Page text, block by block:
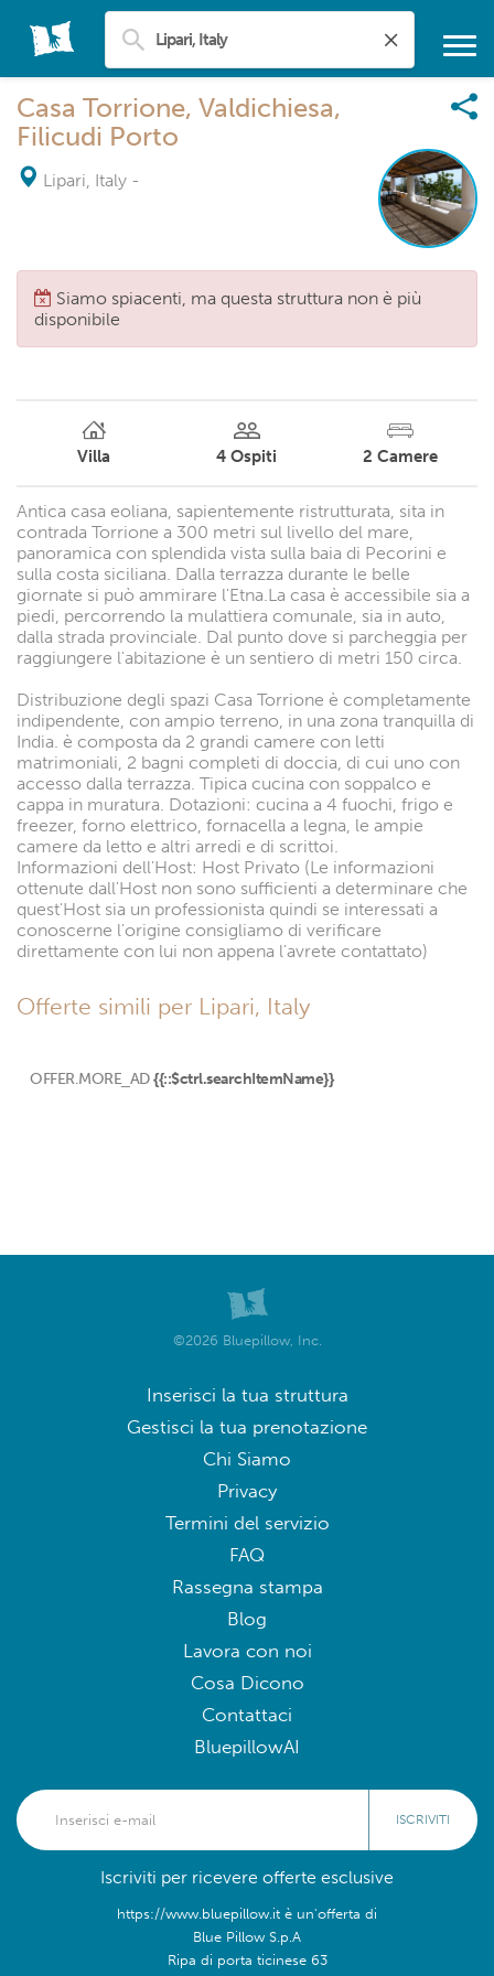
Casa Torrione, Valdichiesa,
Filicudi Porto
Lipari, Italy -
Siamo spiacenti, ma questa struttura non è più
disponibile
Villa 4 Ospiti 2 Camere
Antica casa eoliana, sapientemente ristrutturata, sita in
contrada Torrione a 300 metri sul livello del mare,
panoramica con splendida vista sulla baia di Pecorini e
sulla costa siciliana. Dalla terrazza durante le belle
giornate si può ammirare l'Etna.La casa è accessibile sia a
piedi, percorrendo la mulattiera comunale, sia in auto,
dalla strada provinciale. Dal punto dove si parcheggia per
raggiungere l'abitazione è un sentiero di metri 150 circa.
Distribuzione degli spazi Casa Torrione è completamente
indipendente, con ampio terreno, in una zona tranquilla di
India. è composta da 2 grandi camere con letti
matrimoniali, 2 bagni completi di doccia, di cui uno con
accesso dalla terrazza. Tipica cucina con soppalco e
cappa in muratura. Dotazioni: cucina a 4 fuochi, frigo e
freezer, forno elettrico, fornacella a legna, le ampie
camere da letto e altri arredi e di scrittoi.
Informazioni dell'Host: Host Privato (Le informazioni
ottenute dall'Host non sono sufficienti a determinare che
quest'Host sia un professionista quindi se interessati a
conoscerne l'origine consigliamo di verificare
direttamente con lui non appena l'avrete contattato)
Offerte simili per Lipari, Italy
OFFER.MORE_AD {{::$ctrl.searchItemName}}
©2026 Bluepillow, Inc.
Inserisci la tua struttura
Gestisci la tua prenotazione
Chi Siamo
Privacy
Termini del servizio
FAQ
Rassegna stampa
Blog
Lavora con noi
Cosa Dicono
Contattaci
BluepillowAI
ISCRIVITI
Iscriviti per ricevere offerte esclusive
https://www.bluepillow.it è un'offerta di
Blue Pillow S.p.A
Ripa di porta ticinese 63